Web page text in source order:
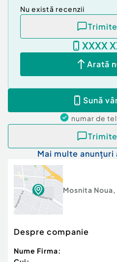
Spațiu de depozitare sub
Terasă spațioasă
Acces în pod, ideal pentru
Utilități:
Toate utilitățile disponibile
Rețeaua de canalizare
racordul urmează să fie
Avantaje:
Nu există recenzii
XXXX
Arată
Sună
numar de
Mai multe
Mosnita Noua,
Despre companie
Nume Firma: